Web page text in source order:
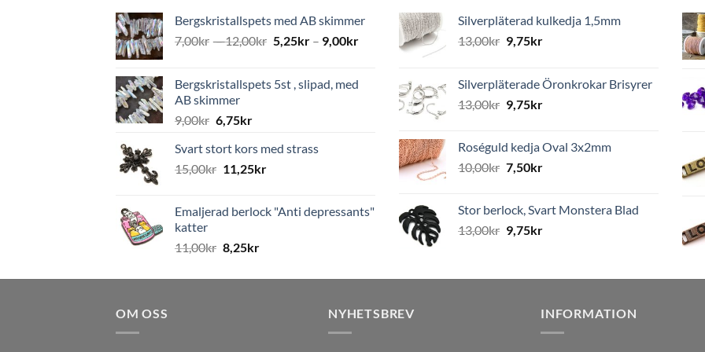
Bergskristallspets med AB skimmer
7,00kr –12,00kr 5,25kr– 9,00kr
Bergskristallspets 5st , slipad, med
AB skimmer
9,00kr 6,75kr
Svart stort kors med strass
15,00kr 11,25kr
Emaljerad berlock "Anti depressants"
katter
11,00kr 8,25kr
Silverpläterad kulkedja 1,5mm
13,00kr 9,75kr
Silverpläterade Öronkrokar Brisyrer
13,00kr 9,75kr
Roséguld kedja Oval 3x2mm
10,00kr 7,50kr
Stor berlock, Svart Monstera Blad
13,00kr 9,75kr
OM OSS NYHETSBREV INFORMATION